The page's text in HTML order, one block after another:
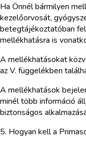
Ha Önnél bármilyen
kezelőorvosát,
betegtájékoztatóban
mellékhatásra is
A mellékhatásokat
az V. függelékben
A mellékhatások
minél több információ
biztonságos
5. Hogyan kell a